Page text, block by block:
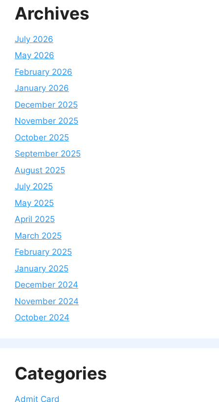
Archives
July 2026
May 2026
February 2026
January 2026
December 2025
November 2025
October 2025
September 2025
August 2025
July 2025
May 2025
April 2025
March 2025
February 2025
January 2025
December 2024
November 2024
October 2024
Categories
Admit Card